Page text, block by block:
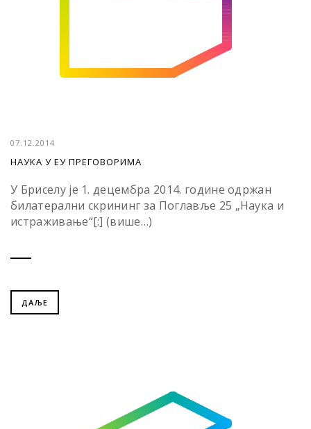
07.12.2014
НАУКА У ЕУ ПРЕГОВОРИМА
У Бриселу је 1. децембра 2014. године одржан
билатерални скрининг за Поглавље 25 „Наука и
истраживање“[:] (више…)
ДАЉЕ